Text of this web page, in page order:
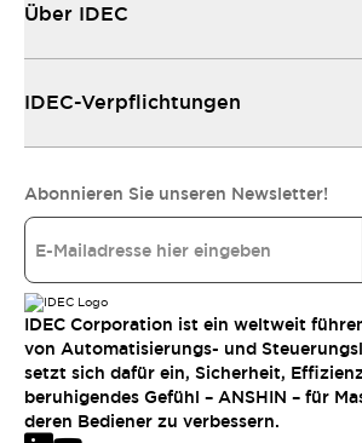
Über IDEC
IDEC-Verpflichtungen
Abonnieren Sie unseren Newsletter!
IDEC Corporation ist ein weltweit
von Automatisierungs- und
setzt sich dafür ein, Sicherheit,
beruhigendes Gefühl – ANSHIN – für
deren Bediener zu verbessern.